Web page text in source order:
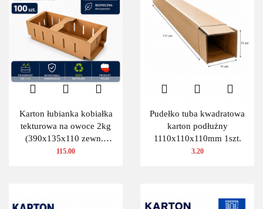
Karton łubianka kobiałka
tekturowa na owoce 2kg
(390x135x110 zewn.)
100 szt.
115.00
Pudełko tuba kwadratowa
karton podłużny
1110x110x110mm 1szt.
3.20